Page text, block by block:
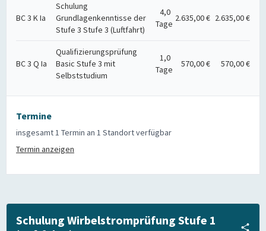
BC 3 K Ia
Schulung
Grundlagenkenntisse der
Stufe 3 Stufe 3 (Luftfahrt)
4,0
Tage
2.635,00 € 2.635,00 €
BC 3 Q Ia
Qualifizierungsprüfung
Basic Stufe 3 mit
Selbststudium
1,0
Tage
570,00 € 570,00 €
Termine
insgesamt 1 Termin an 1 Standort verfügbar
Termin anzeigen
Schulung Wirbelstromprüfung Stufe 1